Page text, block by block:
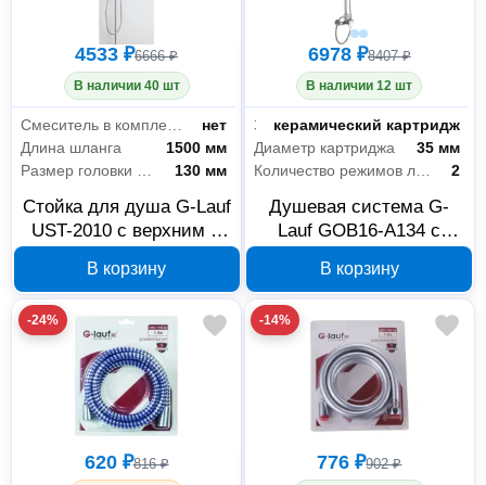
4533 ₽6666 ₽
В наличии 40 шт
нет
Длина шланга
1500 мм
130 мм
Стойка для душа G-Lauf
UST-2010 с верхним и
В корзину
6978 ₽8407 ₽
В наличии 12 шт
Запорный клапанкерамический картридж
Диаметр картриджа
35 мм
Количество режимов лейки
2
Душевая система G-
Lauf GOB16-A134 с
дождь
В корзину
-24%
620 ₽816 ₽
-14%
776 ₽902 ₽